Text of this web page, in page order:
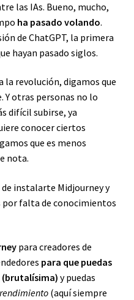
las IAs. Bueno, mucho,
ha pasado volando.
de ChatGPT, la primera
hayan pasado siglos.
la revolución, digamos que
otras personas no lo
difícil subirse, ya
conocer ciertos
que es menos
nota.
instalarte Midjourney y
por falta de conocimientos
para creadores de
para que puedas
(brutalísima) y puedas
(aquí siempre